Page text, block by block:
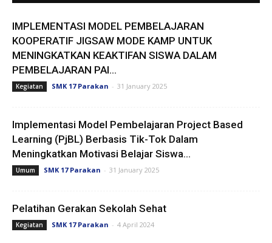
IMPLEMENTASI MODEL PEMBELAJARAN
KOOPERATIF JIGSAW MODE KAMP UNTUK
MENINGKATKAN KEAKTIFAN SISWA DALAM
PEMBELAJARAN PAI...
Kegiatan SMK 17 Parakan - 31 January 2025
Implementasi Model Pembelajaran Project Based
Learning (PjBL) Berbasis Tik-Tok Dalam
Meningkatkan Motivasi Belajar Siswa...
Umum SMK 17 Parakan - 31 January 2025
Pelatihan Gerakan Sekolah Sehat
Kegiatan SMK 17 Parakan - 4 April 2024